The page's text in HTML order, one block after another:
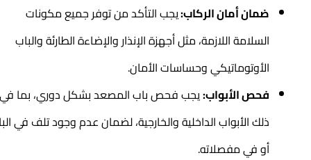
ضمان أمان الركاب:يجب التأكد من توفر جميع مكونات
السلامة اللازمة، مثل أجهزة الإنذار والإضاءة الطارئة والباب
الأوتوماتيكي وحساسات الأمان.
فحص الأبواب:يجب فحص باب المصعد بشكل دوري، بما في
ذلك الأبواب الداخلية والخارجية، لضمان عدم وجود تلف في الباب
أو في مفصلاته.